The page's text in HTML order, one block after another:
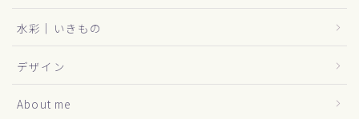
水彩｜いきもの
デザイン
About me